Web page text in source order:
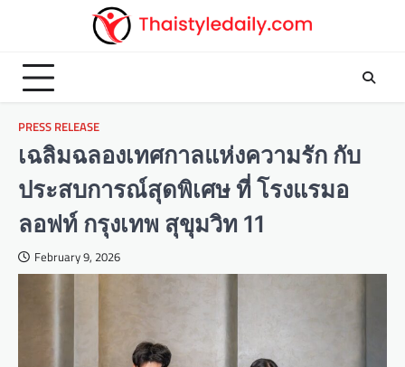
PRESS RELEASE
เฉลิมฉลองเทศกาลแห่งความรัก กับ
ประสบการณ์สุดพิเศษ ที่ โรงแรมอ
ลอฟท์ กรุงเทพ สุขุมวิท 11
February 9, 2026